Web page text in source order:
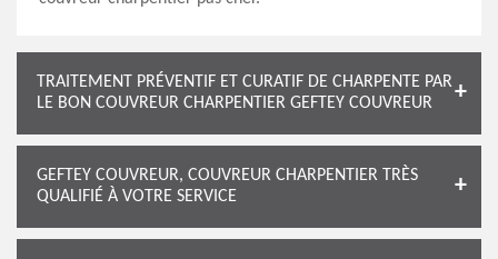
TRAITEMENT PRÉVENTIF ET CURATIF DE CHARPENTE PAR
LE BON COUVREUR CHARPENTIER GEFTEY COUVREUR
GEFTEY COUVREUR, COUVREUR CHARPENTIER TRÈS
QUALIFIÉ À VOTRE SERVICE